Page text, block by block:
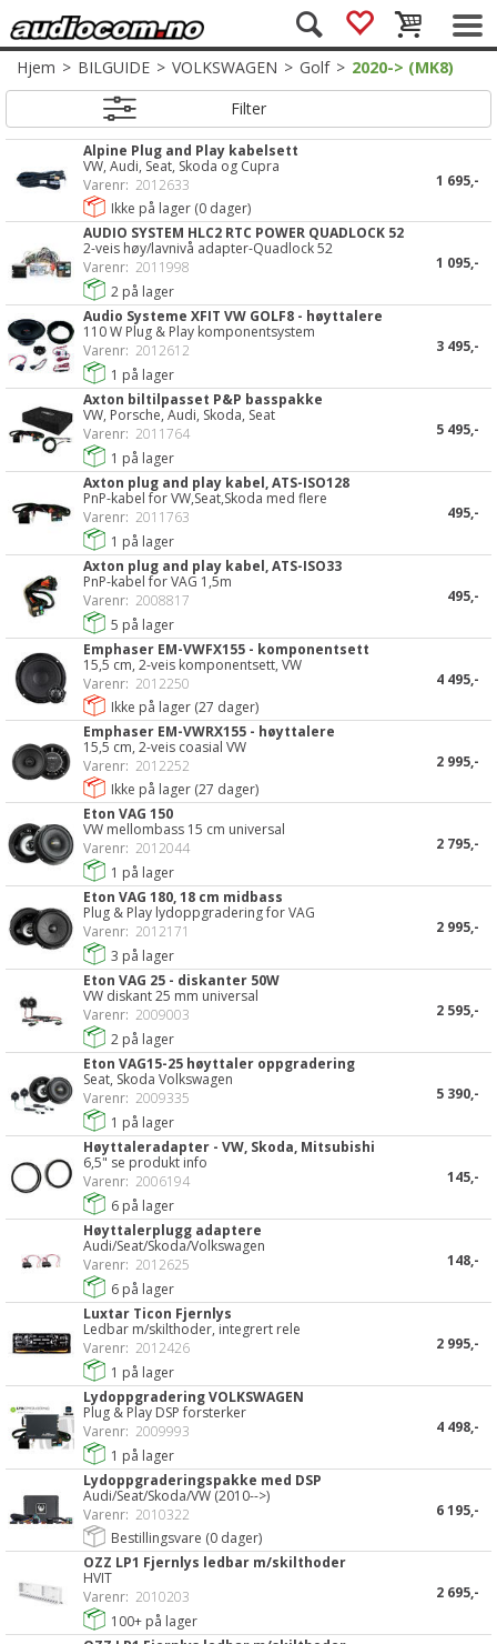
Hjem>BILGUIDE>VOLKSWAGEN>Golf>2020-> (MK8)
Filter
Alpine Plug and Play kabelsett
VW, Audi, Seat, Skoda og Cupra
Varenr: 2012633
Ikke på lager (0 dager)
1 695,-
AUDIO SYSTEM HLC2 RTC POWER QUADLOCK 52
2-veis høy/lavnivå adapter-Quadlock 52
Varenr: 2011998
2 på lager
1 095,-
Audio Systeme XFIT VW GOLF8 - høyttalere
110 W Plug & Play komponentsystem
Varenr: 2012612
1 på lager
3 495,-
Axton biltilpasset P&P basspakke
VW, Porsche, Audi, Skoda, Seat
Varenr: 2011764
1 på lager
5 495,-
Axton plug and play kabel, ATS-ISO128
PnP-kabel for VW,Seat,Skoda med flere
Varenr: 2011763
1 på lager
495,-
Axton plug and play kabel, ATS-ISO33
PnP-kabel for VAG 1,5m
Varenr: 2008817
5 på lager
495,-
Emphaser EM-VWFX155 - komponentsett
15,5 cm, 2-veis komponentsett, VW
Varenr: 2012250
Ikke på lager (27 dager)
4 495,-
Emphaser EM-VWRX155 - høyttalere
15,5 cm, 2-veis coasial VW
Varenr: 2012252
Ikke på lager (27 dager)
2 995,-
Eton VAG 150
VW mellombass 15 cm universal
Varenr: 2012044
1 på lager
2 795,-
Eton VAG 180, 18 cm midbass
Plug & Play lydoppgradering for VAG
Varenr: 2012171
3 på lager
2 995,-
Eton VAG 25 - diskanter 50W
VW diskant 25 mm universal
Varenr: 2009003
2 på lager
2 595,-
Eton VAG15-25 høyttaler oppgradering
Seat, Skoda Volkswagen
Varenr: 2009335
1 på lager
5 390,-
Høyttaleradapter - VW, Skoda, Mitsubishi
6,5" se produkt info
Varenr: 2006194
6 på lager
145,-
Høyttalerplugg adaptere
Audi/Seat/Skoda/Volkswagen
Varenr: 2012625
6 på lager
148,-
Luxtar Ticon Fjernlys
Ledbar m/skilthoder, integrert rele
Varenr: 2012426
1 på lager
2 995,-
Lydoppgradering VOLKSWAGEN
Plug & Play DSP forsterker
Varenr: 2009993
1 på lager
4 498,-
Lydoppgraderingspakke med DSP
Audi/Seat/Skoda/VW (2010-->)
Varenr: 2010322
Bestillingsvare (0 dager)
6 195,-
OZZ LP1 Fjernlys ledbar m/skilthoder
HVIT
Varenr: 2010203
100+ på lager
2 695,-